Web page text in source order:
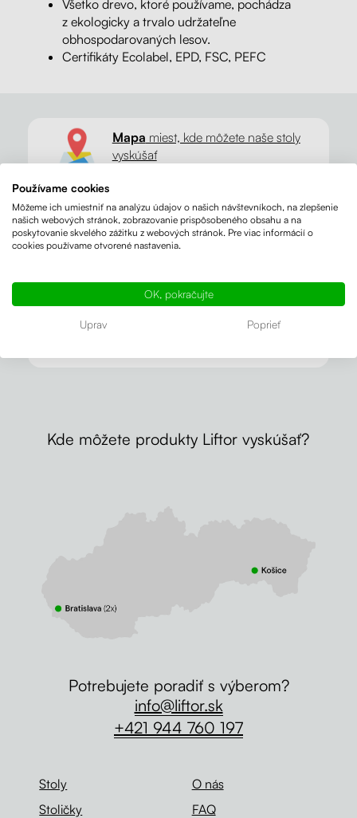
Všetko drevo, ktoré používame, pochádza
z ekologicky a trvalo udržateľne
obhospodarovaných lesov.
Certifikáty Ecolabel, EPD, FSC, PEFC
Mapa miest, kde môžete naše stoly
vyskúšať
98% zákazníkovnás odporúča
e-shop
Kde môžete produkty Liftor vyskúšať?
Stoly
Stoličky
O nás
FAQ
Potrebujete poradiť s výberom?
info@liftor.sk
+421 944 760 197
Používame cookies
Môžeme ich umiestniť na analýzu údajov o našich návštevníkoch, na zlepšenie
našich webových stránok, zobrazovanie prispôsobeného obsahu a na
poskytovanie skvelého zážitku z webových stránok. Pre viac informácií o
cookies používame otvorené nastavenia.
OK, pokračujte
Uprav Poprieť